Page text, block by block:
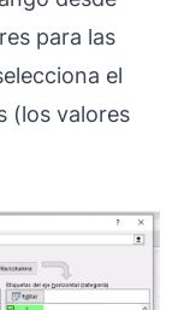
para las
el
(los valores